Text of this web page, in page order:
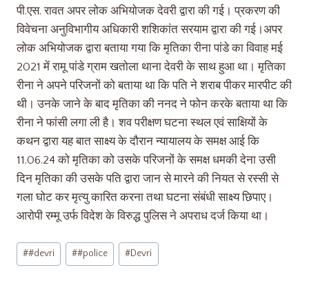
पी.एस. रावत अपर लोक अभियोजक देवरी द्वारा की गई। प्रकरण की
विवेचना अनुविभागीय अधिकारी शशिकांत सरयाम द्वारा की गई।अपर
लोक अभियोजक द्वारा बताया गया कि मृतिका रीना पांडे का विवाह मई
2021 में रामू पांडे ग्राम खतोला थाना देवरी के साथ हुआ था। मृतिका
रीना ने अपने परिजनों को बताया था कि पति ने शराब पीकर मारपीट की
थी। उनके जाने के बाद मृतिका की ननद ने फोन करके बताया था कि
रीना ने फांसी लगा ली है। शव परीक्षण घटना स्थल एवं साक्षियों के
कथन द्वारा यह बात साक्ष्य के दौरान न्यायालय के समक्ष आई कि
11.06.24 को मृतिका को उसके परिजनों के समक्ष धमकी देना उसी
दिन मृतिका की उसके पति द्वारा जान से मारने की नियत से रस्सी से
गला घोट कर मृत्यु कारित करना तथा घटना संबंधी साक्ष्य छिपाए।
आरोपी रम्मू उर्फ विदेश के विरुद्ध पुलिस ने अपराध दर्ज किया था।
##devri ##police #Devri